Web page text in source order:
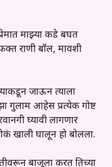
माझ्या कडे बघत
राणी बॉल, मावशी
जाऊन त्याला
गुलाम आहेस प्रत्येक गोष्ट
घ्यावी लागणार
खाली घालून हो बोलला.
बाजूला करत तिच्या